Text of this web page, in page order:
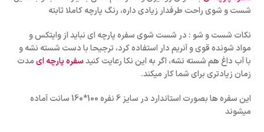
شست و شوی راحت طرفدار زیادی داره، رنگ پارچه کاملا ثابته
نکات شست و شو : در شست شوی سفره پارچه ای نباید از وایتکس و
مواد شونده قوی و آنریم دار استفاده کرد، ترجیحا با دست شسته نشه و
با آب داغ هم شسته نشه، اگر به این نکا رعایت کنیدسفره پارچه ایمدت
زمان زیادتری برای شما کار میکند.
این سفره ها بصورت استاندارد در سایز 6 نفره 100*160 سانت آماده
میشوند